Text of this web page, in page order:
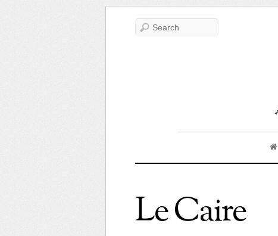
Le Caire